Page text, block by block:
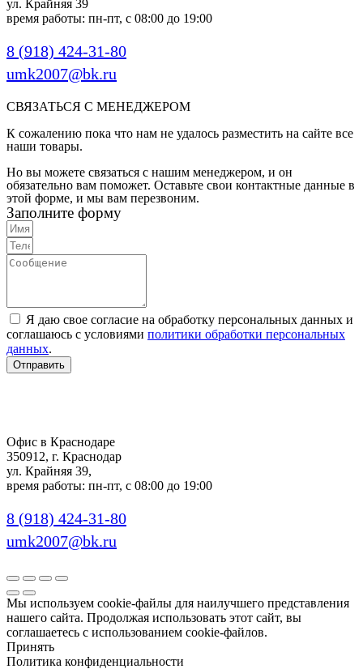
ул. Крайняя 39
время работы: пн-пт, с 08:00 до 19:00
8 (918) 424-31-80
umk2007@bk.ru
СВЯЗАТЬСЯ С МЕНЕДЖЕРОМ
К сожалению пока что нам не удалось разместить на сайте все
наши товары.
Но вы можете связаться с нашим менеджером, и он
обязательно вам поможет. Оставьте свои контактные данные в
этой форме, и мы вам перезвоним.
Заполните форму
Я даю свое согласие на обработку персональных данных и
соглашаюсь с условиями политики обработки персональных
данных.
Отправить
Офис в Краснодаре
350912, г. Краснодар
ул. Крайняя 39,
время работы: пн-пт, с 08:00 до 19:00
8 (918) 424-31-80
umk2007@bk.ru
Мы используем cookie-файлы для наилучшего представления
нашего сайта. Продолжая использовать этот сайт, вы
соглашаетесь с использованием cookie-файлов.
Принять
Политика конфиденциальности